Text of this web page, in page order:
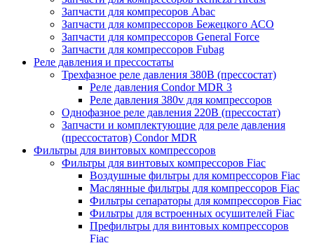
Запчасти для компресоров Abac
Запчасти для компрессоров Бежецкого АСО
Запчасти для компрессоров General Force
Запчасти для компрессоров Fubag
Реле давления и прессостаты
Трехфазное реле давления 380В (прессостат)
Реле давления Condor MDR 3
Реле давления 380v для компрессоров
Однофазное реле давления 220В (прессостат)
Запчасти и комплектующие для реле давления
(прессостатов) Condor MDR
Фильтры для винтовых компрессоров
Фильтры для винтовых компрессоров Fiac
Воздушные фильтры для компрессоров Fiac
Маслянные фильтры для компрессоров Fiac
Фильтры сепараторы для компрессоров Fiac
Фильтры для встроенных осушителей Fiac
Префильтры для винтовых компрессоров
Fiac